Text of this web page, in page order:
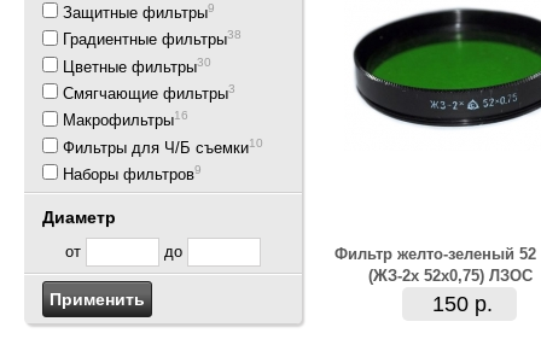
Защитные фильтры9
Градиентные фильтры38
Цветные фильтры30
Смягчающие фильтры3
Макрофильтры16
Фильтры для Ч/Б съемки10
Наборы фильтров9
Диаметр
от до
Фильтр желто-зеленый
(ЖЗ-2х 52х0,75) ЛЗОС
150 р.